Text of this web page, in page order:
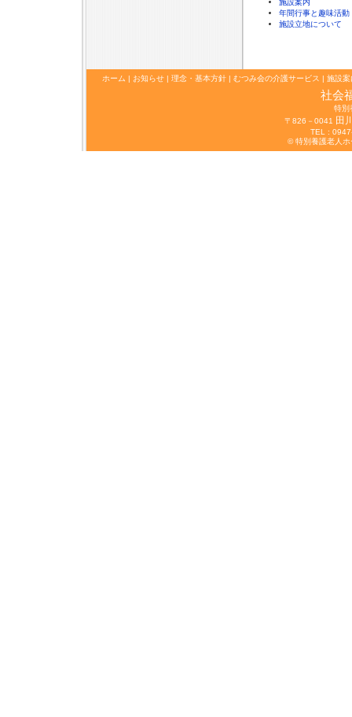
施設案内
年間行事と趣味活動
施設立地について
ホーム | お知らせ | 理念・基本方針 | むつみ会の介護サービス | 施設案
社会
特別
〒826－0041
田
TEL :
© 特別養護老人